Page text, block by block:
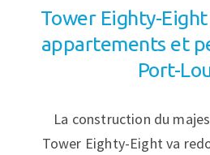
Tower Eighty-
appartements et
Port-
La construction du
Tower Eighty-Eight va